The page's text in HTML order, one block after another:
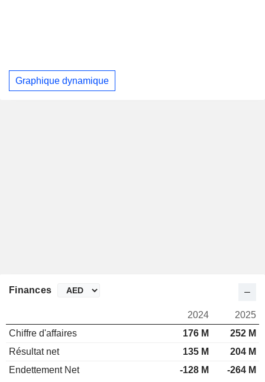
Graphique dynamique
Finances
2024
2025
Chiffre d'affaires
176 M
252 M
Résultat net
135 M
204 M
Endettement Net
-128 M -264 M